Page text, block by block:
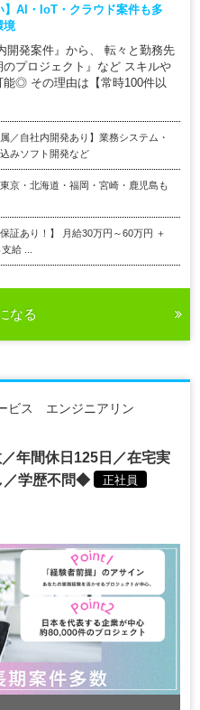
】AI・IoT・クラウド案件も多
境
発案件』から、 転々と勤務先
プロジェクト』など スキルや
◎ その理由は【常時100件以
／自社内開発あり】業務システム・
みソフト開発など
京・北海道・福岡・宮崎・鹿児島も
証あり！】 月給30万円～60万円 ＋
給 ...
なる
ビス エンジニアリン
年間休日125日／在宅実
／学歴不問◆
正社員